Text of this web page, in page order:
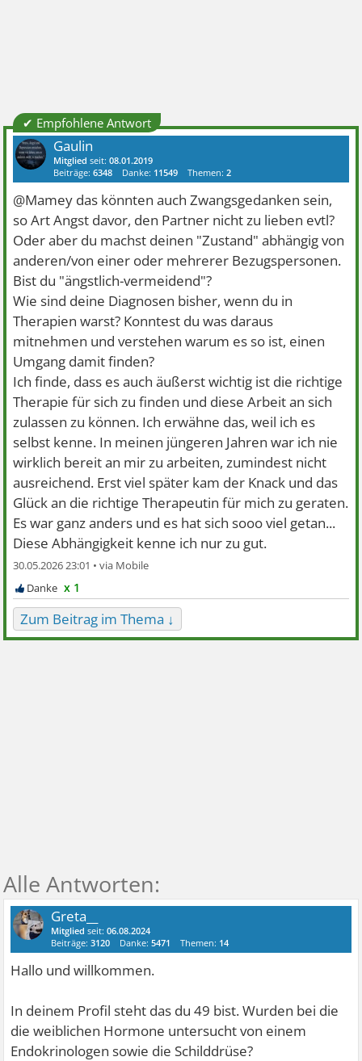
✔ Empfohlene Antwort
Gaulin
Mitglied seit:08.01.2019
Beiträge:6348 Danke: 11549 Themen:2
@Mamey das könnten auch Zwangsgedanken sein,
so Art Angst davor, den Partner nicht zu lieben evtl?
Oder aber du machst deinen "Zustand" abhängig von
anderen/von einer oder mehrerer Bezugspersonen.
Bist du "ängstlich-vermeidend"?
Wie sind deine Diagnosen bisher, wenn du in
Therapien warst? Konntest du was daraus
mitnehmen und verstehen warum es so ist, einen
Umgang damit finden?
Ich finde, dass es auch äußerst wichtig ist die richtige
Therapie für sich zu finden und diese Arbeit an sich
zulassen zu können. Ich erwähne das, weil ich es
selbst kenne. In meinen jüngeren Jahren war ich nie
wirklich bereit an mir zu arbeiten, zumindest nicht
ausreichend. Erst viel später kam der Knack und das
Glück an die richtige Therapeutin für mich zu geraten.
Es war ganz anders und es hat sich sooo viel getan...
Diese Abhängigkeit kenne ich nur zu gut.
30.05.2026 23:01 •
x 1
Zum Beitrag im Thema ↓
Greta__
Mitglied seit:06.08.2024
Beiträge:3120 Danke:5471 Themen: 14
Hallo und willkommen.
In deinem Profil steht das du 49 bist. Wurden bei die
die weiblichen Hormone untersucht von einem
Endokrinologen sowie die Schilddrüse?